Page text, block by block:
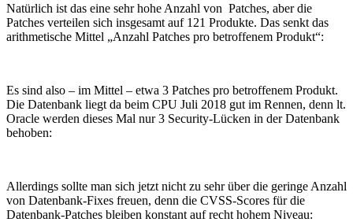
Natürlich ist das eine sehr hohe Anzahl von Patches, aber die
Patches verteilen sich insgesamt auf 121 Produkte. Das senkt das
arithmetische Mittel „Anzahl Patches pro betroffenem Produkt“:
Es sind also – im Mittel – etwa 3 Patches pro betroffenem Produkt.
Die Datenbank liegt da beim CPU Juli 2018 gut im Rennen, denn lt.
Oracle werden dieses Mal nur 3 Security-Lücken in der Datenbank
behoben:
Allerdings sollte man sich jetzt nicht zu sehr über die geringe Anzahl
von Datenbank-Fixes freuen, denn die CVSS-Scores für die
Datenbank-Patches bleiben konstant auf recht hohem Niveau: